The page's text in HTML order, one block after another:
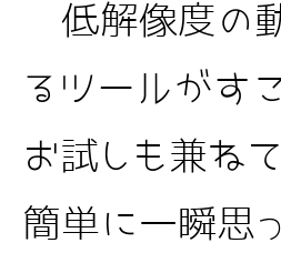
低解像度の
るツールがす
お試しも兼ね
簡単に一瞬思